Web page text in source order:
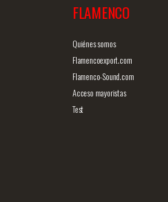
FLAMENCO
Quiénes somos
Flamencoexport.com
Flamenco-Sound.com
Acceso mayoristas
Test